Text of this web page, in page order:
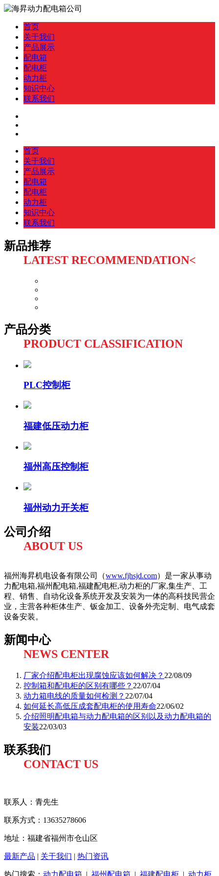
首页
关于我们
产品展示
配电箱
配电柜
动力柜
知识中心
联系我们
首页
关于我们
产品展示
配电箱
配电柜
动力柜
知识中心
联系我们
新品推荐
LATEST RECOMMENDATION<
产品分类
PRODUCT CLASSIFICATION
PLC控制柜
福建低压动力柜
福州高压控制柜
福州动力开关柜
公司介绍
ABOUT US
福州海昇机电设备有限公司（www.fjhsjd.com）是一家从事动
力配电箱,福州配电箱,福建配电柜,动力柜的厂家,集生产、工
程、销售、自动化设备系统开发及安装为一体的高科技民营企
业，主营各种柜体生产、钣金加工、设备外壳定制、电气成套
设备安装。
新闻中心
NEWS CENTER
厂家介绍配电柜出现腐蚀应该如何解决？ 22/08/09
控制箱和配电柜的区别有哪些？ 22/07/04
动力箱电线的质量如何检测？ 22/07/04
如何延长高低压成套配电柜的使用寿命22/06/02
介绍照明配电箱与动力配电箱的区别以及动力配电箱的
安装22/03/03
联系我们
CONTACT US
联系人： 青先生
联系方式 ：13635278606
地址：福建省福州市仓山区
最新产品 | 关于我们 | 热门资讯
热门搜索： 动力配电箱 | 福州配电箱 | 福建配电柜 | 动力柜